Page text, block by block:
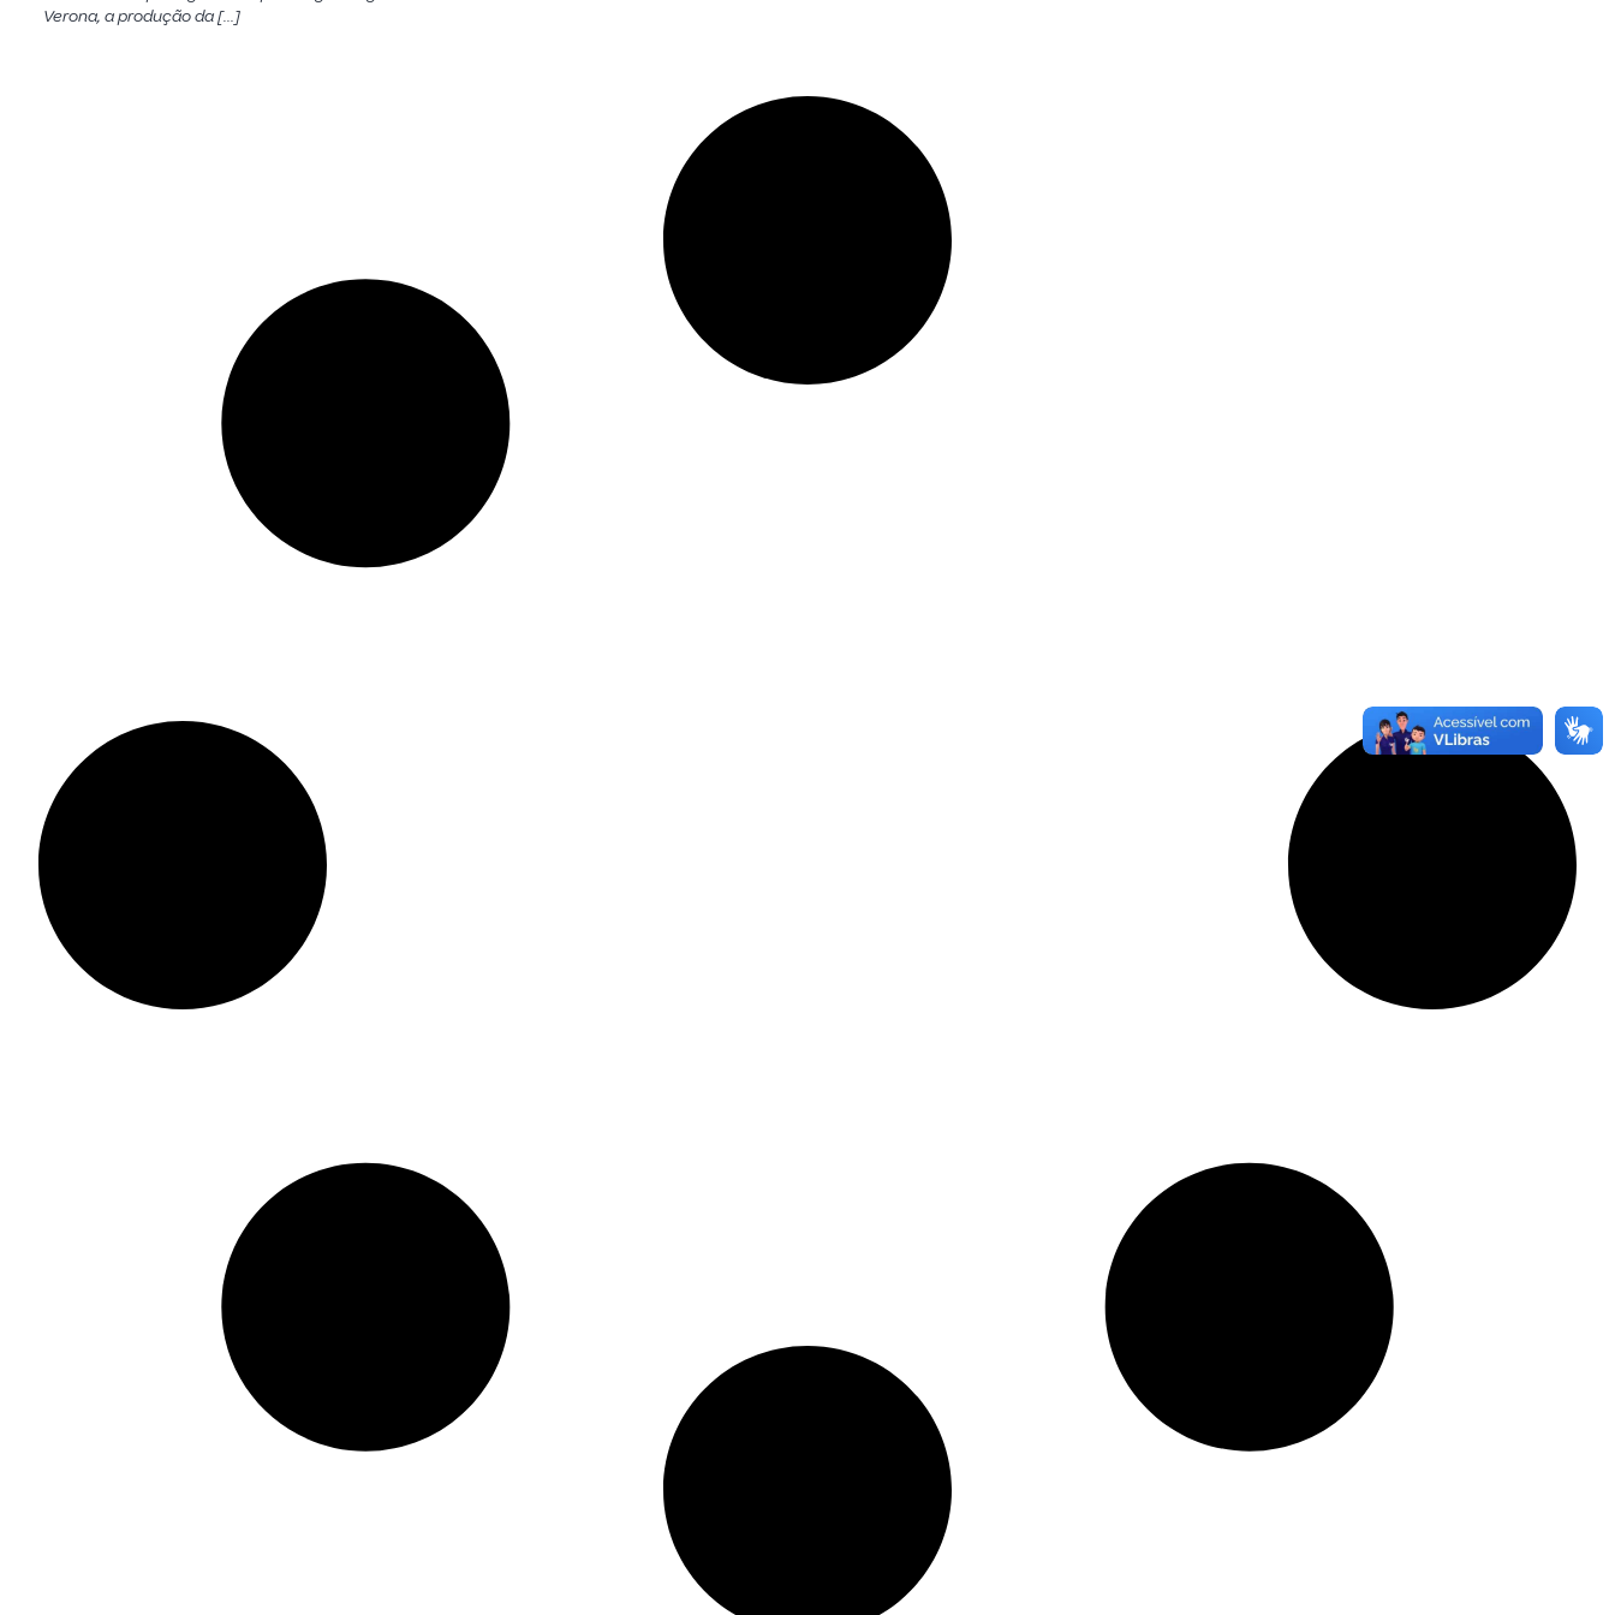
Verona, a produção da […]